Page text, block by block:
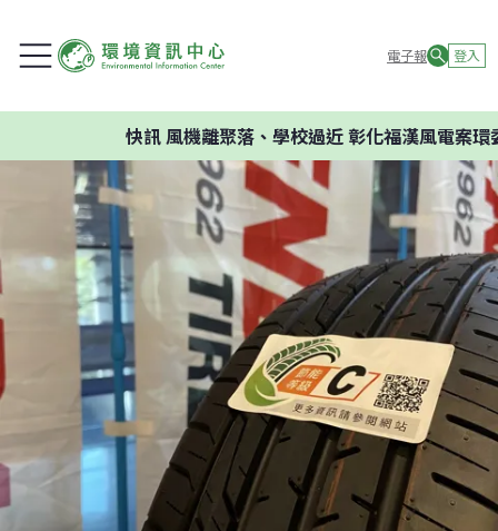
電子報 登入
風機離聚落、學校過近 彰化福漢風電案環委建議